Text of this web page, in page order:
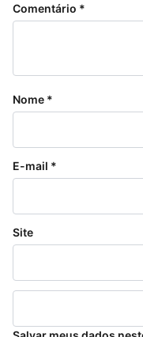
Comentário *
Nome *
E-mail *
Site